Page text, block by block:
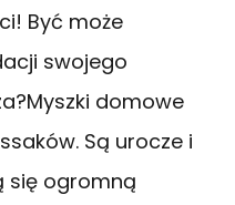
Być może
swojego
domowe
Są urocze i
się ogromną